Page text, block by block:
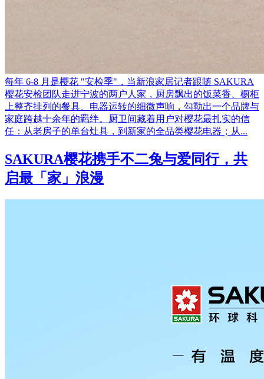
每年 6-8 月是樱花 "安检季"，当新浪家居记者跟随 SAKURA
樱花安检团队走进宁波的两户人家，厨房飘出的饭菜香、橱柜
上整齐排列的餐具、电器运转的细微声响，勾勒出一个品牌与
家庭跨越十余年的羁绊。厨卫间藏着用户对樱花最扎实的信
任：从老房子的单台灶具，到新家的全品类樱花电器；从...
SAKURA樱花携手不二兔与爱同行，共
启最「家」浪漫